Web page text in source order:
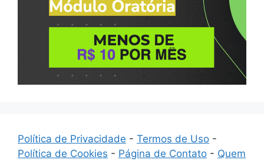
Política de Privacidade - Termos de Uso -
Política de Cookies - Página de Contato - Quem